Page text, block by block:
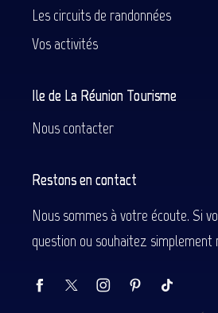
Les circuits de randonnées
Vos activités
Ile de La Réunion Tourisme
Nous contacter
Restons en contact
Nous sommes à votre écoute. Si
question ou souhaitez simplement